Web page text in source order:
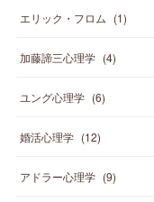
エリック・フロム (1)
加藤諦三心理学 (4)
ユング心理学 (6)
婚活心理学 (12)
アドラー心理学 (9)